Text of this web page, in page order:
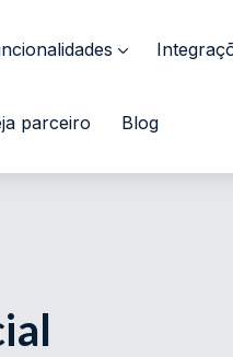
parceiro Blog